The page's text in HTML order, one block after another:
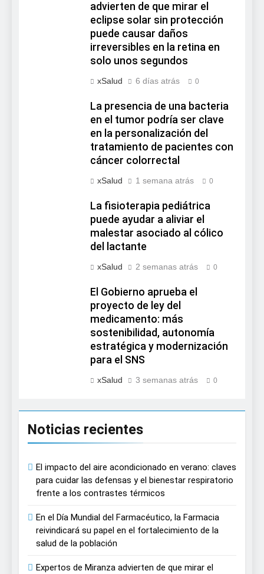
advierten de que mirar el
eclipse solar sin protección
puede causar daños
irreversibles en la retina en
solo unos segundos
xSalud 6 días atrás 0
La presencia de una bacteria
en el tumor podría ser clave
en la personalización del
tratamiento de pacientes con
cáncer colorrectal
xSalud 1 semana atrás 0
La fisioterapia pediátrica
puede ayudar a aliviar el
malestar asociado al cólico
del lactante
xSalud 2 semanas atrás 0
El Gobierno aprueba el
proyecto de ley del
medicamento: más
sostenibilidad, autonomía
estratégica y modernización
para el SNS
xSalud 3 semanas atrás 0
Noticias recientes
El impacto del aire acondicionado en verano: claves
para cuidar las defensas y el bienestar respiratorio
frente a los contrastes térmicos
En el Día Mundial del Farmacéutico, la Farmacia
reivindicará su papel en el fortalecimiento de la
salud de la población
Expertos de Miranza advierten de que mirar el